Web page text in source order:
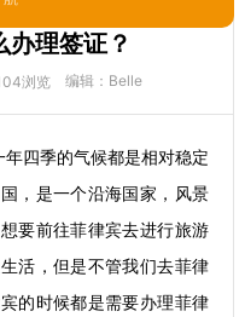
办理签证？
浏览 编辑：Belle
四季的气候都是相对稳定
，是一个沿海国家，风景
要前往菲律宾去进行旅游
活，但是不管我们去菲律
的时候都是需要办理菲律